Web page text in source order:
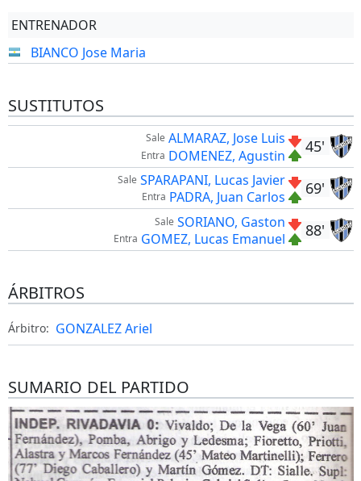
ENTRENADOR
BIANCO Jose Maria
SUSTITUTOS
45'
Sale ALMARAZ, Jose Luis
Entra DOMENEZ, Agustin
69'
Sale SPARAPANI, Lucas Javier
Entra PADRA, Juan Carlos
88'
Sale SORIANO, Gaston
Entra GOMEZ, Lucas Emanuel
ÁRBITROS
Árbitro: GONZALEZ Ariel
SUMARIO DEL PARTIDO